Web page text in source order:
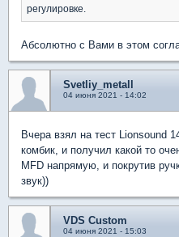
регулировке.
Абсолютно с Вами в этом
Svetliy_metall
04 июня 2021 - 14:02
Вчера взял на тест Lionsound
комбик, и получил какой то
MFD напрямую, и покрутив
звук))
VDS Custom
04 июня 2021 - 15:03